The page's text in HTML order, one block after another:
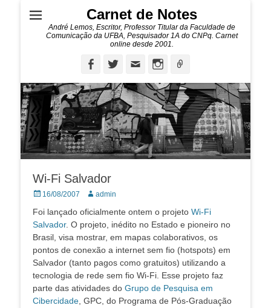
Carnet de Notes
André Lemos, Escritor, Professor Titular da Faculdade de
Comunicação da UFBA, Pesquisador 1A do CNPq. Carnet
online desde 2001.
FacebookTwitterEmail Instagram
Wi-Fi Salvador
Posted
16/08/2007 Autor:admin
Foi lançado oficialmente ontem o projeto Wi-Fi
Salvador. O projeto, inédito no Estado e pioneiro no
Brasil, visa mostrar, em mapas colaborativos, os
pontos de conexão a internet sem fio (hotspots) em
Salvador (tanto pagos como gratuitos) utilizando a
tecnologia de rede sem fio Wi-Fi. Esse projeto faz
parte das atividades do Grupo de Pesquisa em
Cibercidade, GPC, do Programa de Pós-Graduação